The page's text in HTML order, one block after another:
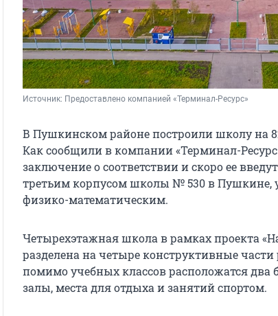
Источник: Предоставлено компанией «Терминал-Ресурс»
В Пушкинском районе построили школу на
Как сообщили в компании «Терминал-
заключение о соответствии и скоро ее
третьим корпусом школы № 530 в Пушкине,
физико-математическим.
Четырехэтажная школа в рамках проекта
разделена на четыре конструктивные
помимо учебных классов расположатся два
залы, места для отдыха и занятий спортом.